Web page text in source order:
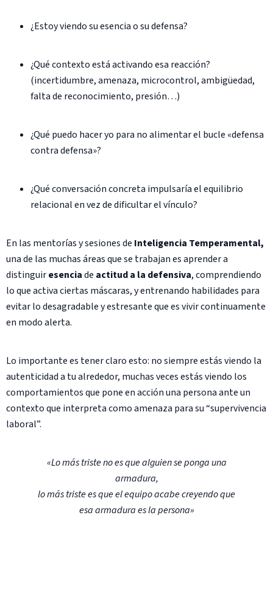
¿Estoy viendo su esencia o su defensa?
¿Qué contexto está activando esa reacción?
(incertidumbre, amenaza, microcontrol, ambigüedad,
falta de reconocimiento, presión…)
¿Qué puedo hacer yo para no alimentar el bucle «defensa
contra defensa»?
¿Qué conversación concreta impulsaría el equilibrio
relacional en vez de dificultar el vínculo?
En las mentorías y sesiones de Inteligencia Temperamental,
una de las muchas áreas que se trabajan es aprender a
distinguiresenciade actitud a la defensiva, comprendiendo
lo que activa ciertas máscaras, y entrenando habilidades para
evitar lo desagradable y estresante que es vivir continuamente
en modo alerta.
Lo importante es tener claro esto: no siempre estás viendo la
autenticidad a tu alrededor, muchas veces estás viendo los
comportamientos que pone en acción una persona ante un
contexto que interpreta como amenaza para su “supervivencia
laboral”.
«Lo más triste no es que alguien se ponga una
armadura,
lo más triste es que el equipo acabe creyendo que
esa armadura es la persona»